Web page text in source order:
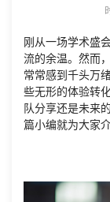
刚从一场学术盛
流的余温。然而
常常感到千头万
些无形的体验转
队分享还是未来
篇小编就为大家